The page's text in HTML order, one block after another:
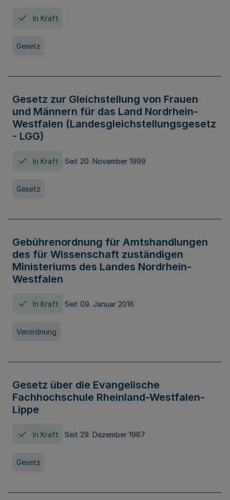
In Kraft
Gesetz
Gesetz zur Gleichstellung von Frauen
und Männern für das Land Nordrhein-
Westfalen (Landesgleichstellungsgesetz
- LGG)
In Kraft Seit 20. November 1999
Gesetz
Gebührenordnung für Amtshandlungen
des für Wissenschaft zuständigen
Ministeriums des Landes Nordrhein-
Westfalen
In Kraft Seit 09. Januar 2016
Verordnung
Gesetz über die Evangelische
Fachhochschule Rheinland-Westfalen-
Lippe
In Kraft Seit 29. Dezember 1987
Gesetz